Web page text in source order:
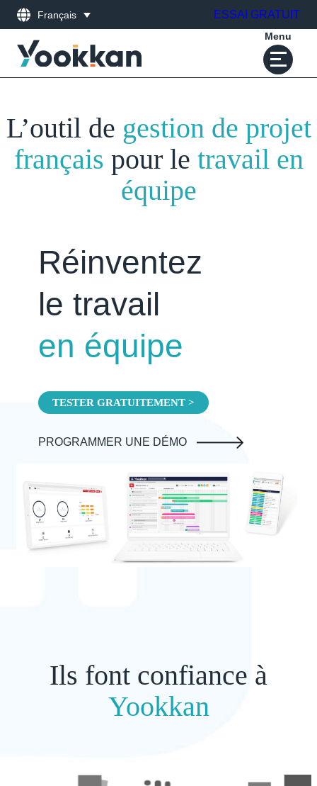
to
content
Français ESSAI GRATUIT
Menu
L’outil de gestion de projet
français pour le travail en
équipe
Réinventez
le travail
en équipe
TESTER GRATUITEMENT >
PROGRAMMER UNE DÉMO
Ils font confiance à
Yookkan